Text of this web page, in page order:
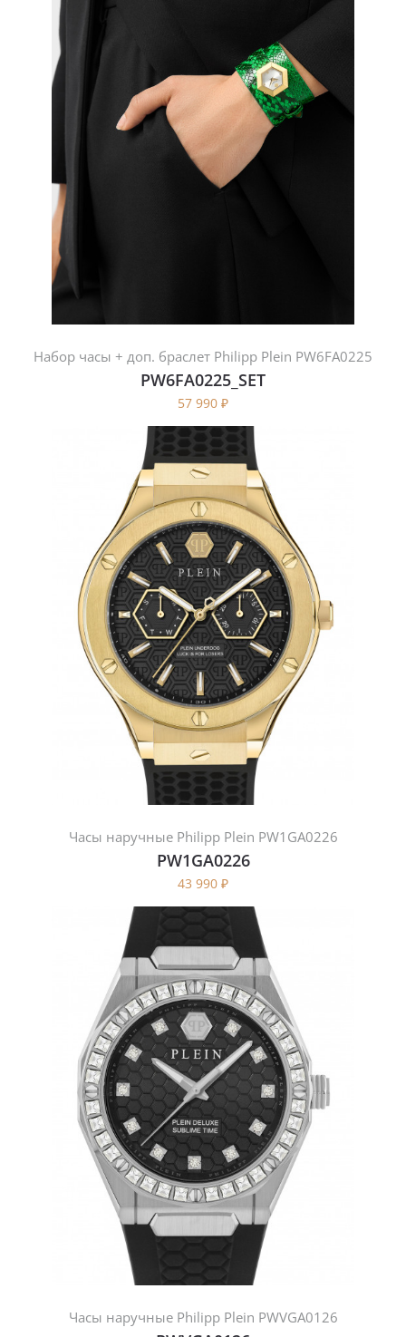
Набор часы + доп. браслет Philipp Plein PW6FA0225
PW6FA0225_SET
57 990 ₽
Часы наручные Philipp Plein PW1GA0226
PW1GA0226
43 990 ₽
Часы наручные Philipp Plein PWVGA0126